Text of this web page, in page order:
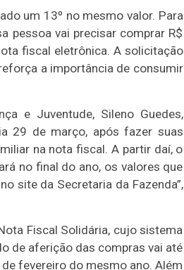
um 13º no mesmo valor. Para
pessoa vai precisar comprar R$
fiscal eletrônica. A solicitação
a importância de consumir
e Juventude, Sileno Guedes,
29 de março, após fazer suas
na nota fiscal. A partir daí, o
no final do ano, os valores que
site da Secretaria da Fazenda”,
Fiscal Solidária, cujo sistema
de aferição das compras vai até
fevereiro do mesmo ano. Além